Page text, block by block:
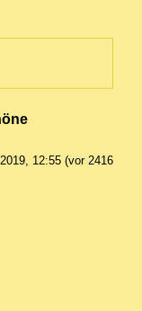
12:55 (vor 2416